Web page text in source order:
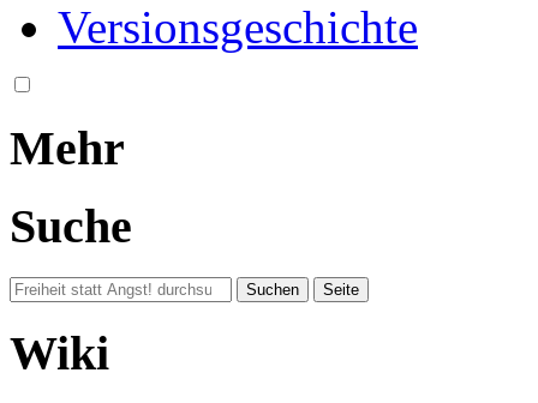
Versionsgeschichte
Mehr
Suche
Wiki